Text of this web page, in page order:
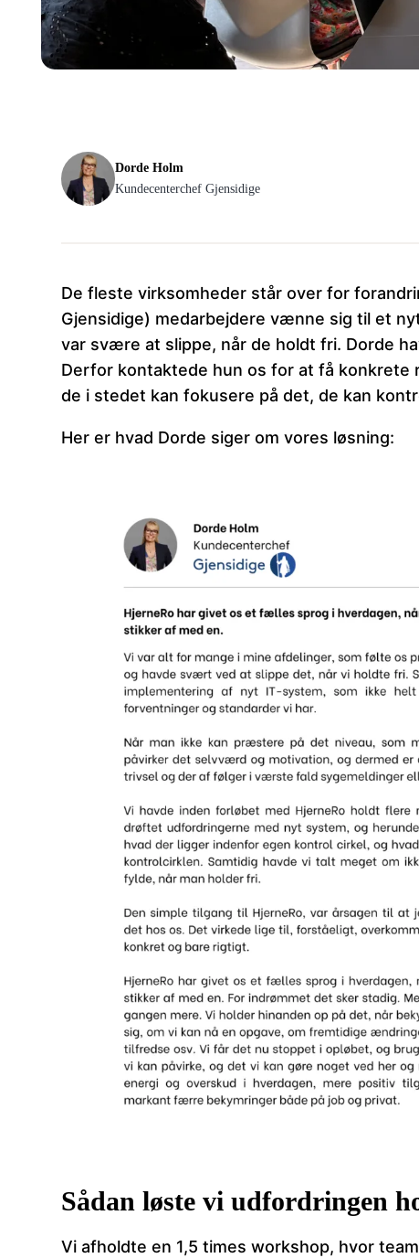
Dorde Holm
Kundecenterchef Gjensidige
De fleste virksomheder står over for
Gjensidige) medarbejdere vænne sig til et
var svære at slippe, når de holdt fri. Dorde
Derfor kontaktede hun os for at få konkrete
de i stedet kan fokusere på det, de kan
Her er hvad Dorde siger om vores løsning:
Sådan løste vi udfordringen
Vi afholdte en 1,5 times workshop, hvor